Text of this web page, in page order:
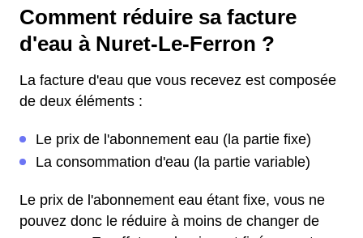
Comment réduire sa facture
d'eau à Nuret-Le-Ferron ?
La facture d'eau que vous recevez est composée
de deux éléments :
Le prix de l'abonnement eau (la partie fixe)
La consommation d'eau (la partie variable)
Le prix de l'abonnement eau étant fixe, vous ne
pouvez donc le réduire à moins de changer de